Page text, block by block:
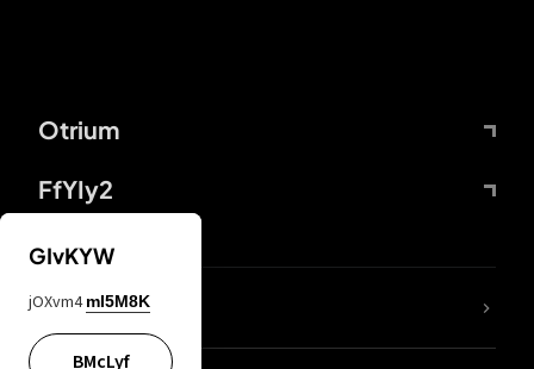
Otrium
FfYIy2
DDcvSo
GIvKYW
jOXvm4 mI5M8K
BMcLyf